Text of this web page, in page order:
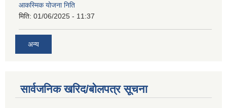
आकस्मिक योजना निति
मिति: 01/06/2025 - 11:37
अन्य
सार्वजनिक खरिद/बोलपत्र सूचना